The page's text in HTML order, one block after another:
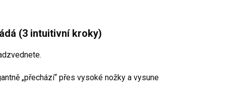
(3 intuitivní kroky)
„přechází“ přes vysoké nožky a vysune